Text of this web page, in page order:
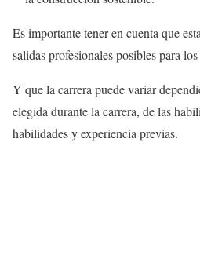
Es importante tener en cuenta que
salidas profesionales posibles para
Y que la carrera puede variar
elegida durante la carrera, de las
habilidades y experiencia previas.